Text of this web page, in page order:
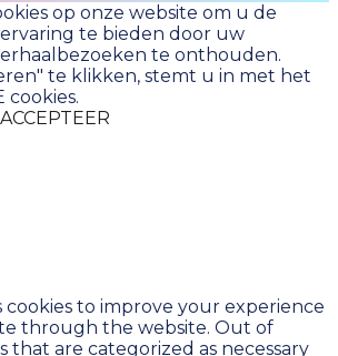
op onze website om u de
te bieden door uw
te onthouden.
te klikken, stemt u in met het
cookies.
ACCEPTEER
cookies to improve your experience
through the website. Out of
that are categorized as necessary